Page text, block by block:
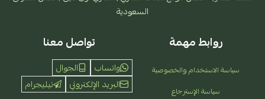
السعودية
روابط مهمة
سياسة الاستخدام والخصوصية
سياسة الإسترجاع
تواصل معنا
واتساب
الجوال
البريد الإلكتروني
تيليجرام